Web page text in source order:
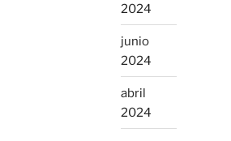
2024
junio
2024
abril
2024